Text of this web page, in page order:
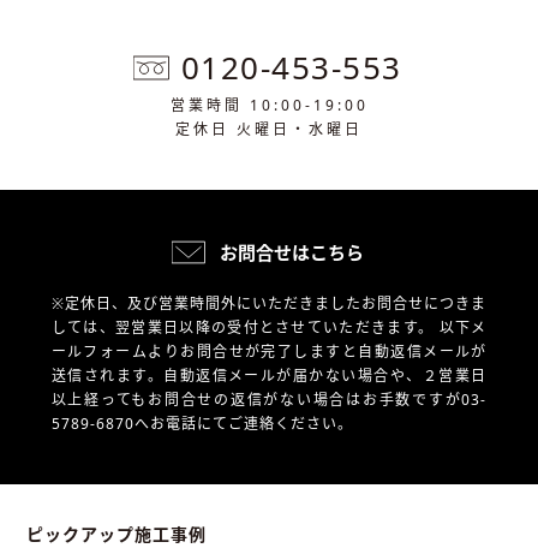
0120-453-553
営業時間 10:00-19:00
定休日 火曜日・水曜日
お問合せはこちら
※定休日、及び営業時間外にいただきましたお問合せにつきま
しては、翌営業日以降の受付とさせていただきます。 以下メ
ールフォームよりお問合せが完了しますと自動返信メールが
送信されます。自動返信メールが届かない場合や、
２営業日
以上経ってもお問合せの返信がない場合はお手数ですが03-
5789-6870へお電話にてご連絡ください。
ピックアップ施工事例